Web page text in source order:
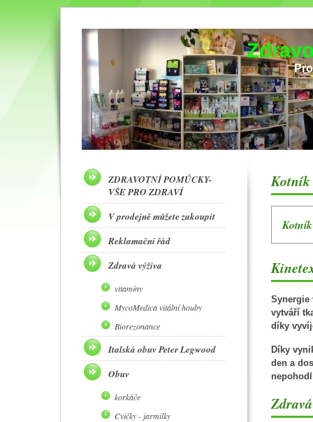
Kotník
Kotník
Synergie
vytváří
díky
Díky
den a
ZDRAVOTNÍ POMŮCKY-
VŠE PRO ZDRAVÍ
V prodejně můžete zakoupit
Reklamační řád
Zdravá výživa
vitamíny
MycoMedica vitální houby
Biorezonance
Italská obuv Peter Legwood
Obuv
korkáče
Cvičky - jarmilky